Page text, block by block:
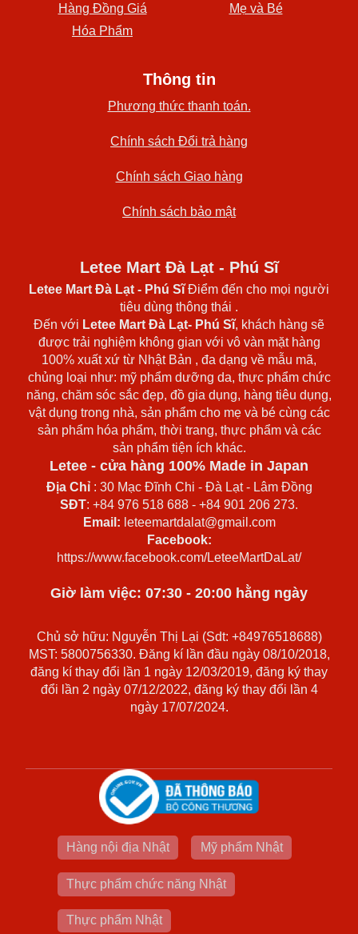
Hàng Đồng Giá
Mẹ và Bé
Hóa Phẩm
Thông tin
Phương thức thanh toán.
Chính sách Đổi trả hàng
Chính sách Giao hàng
Chính sách bảo mật
Letee Mart Đà Lạt - Phú Sĩ
Letee Mart Đà Lạt - Phú SĩĐiểm đến cho mọi người
tiêu dùng thông thái .
Đến với Letee Mart Đà Lạt- Phú Sĩ, khách hàng sẽ
được trải nghiệm không gian với vô vàn mặt hàng
100% xuất xứ từ Nhật Bản , đa dạng về mẫu mã,
chủng loại như: mỹ phẩm dưỡng da, thực phẩm chức
năng, chăm sóc sắc đẹp, đồ gia dụng, hàng tiêu dụng,
vật dụng trong nhà, sản phẩm cho mẹ và bé cùng các
sản phẩm hóa phẩm, thời trang, thực phẩm và các
sản phẩm tiện ích khác.
Letee - cửa hàng 100% Made in Japan
Địa Chỉ: 30 Mạc Đĩnh Chi - Đà Lạt - Lâm Đồng
SĐT: +84 976 518 688 - +84 901 206 273.
Email: leteemartdalat@gmail.com
Facebook:
https://www.facebook.com/LeteeMartDaLat/
Giờ làm việc: 07:30 - 20:00 hằng ngày
Chủ sở hữu: Nguyễn Thị Lại (Sdt: +84976518688)
MST: 5800756330. Đăng kí lần đầu ngày 08/10/2018,
đăng kí thay đổi lần 1 ngày 12/03/2019, đăng ký thay
đổi lần 2 ngày 07/12/2022, đăng ký thay đổi lần 4
ngày 17/07/2024.
Hàng nội địa Nhật Mỹ phẩm Nhật
Thực phẩm chức năng Nhật
Thực phẩm Nhật